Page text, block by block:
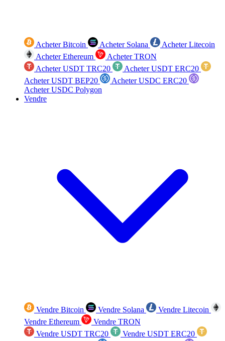
Acheter Bitcoin Acheter Solana
Acheter Litecoin
Acheter Ethereum
Acheter TRON
Acheter USDT TRC20
Acheter USDT ERC20
Acheter USDT BEP20
Acheter USDC ERC20
Acheter USDC Polygon
Vendre
Vendre Bitcoin Vendre Solana
Vendre Litecoin
Vendre Ethereum
Vendre TRON
Vendre USDT TRC20
Vendre USDT ERC20